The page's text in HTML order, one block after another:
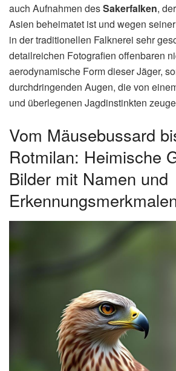
auch Aufnahmen desSakerfalken,
Asien beheimatet ist und wegen
in der traditionellen Falknerei sehr
detailreichen Fotografien offenbaren
aerodynamische Form dieser Jäger,
durchdringenden Augen, die von
und überlegenen Jagdinstinkten
Vom Mäusebussard
Rotmilan: Heimische
Bilder mit Namen und